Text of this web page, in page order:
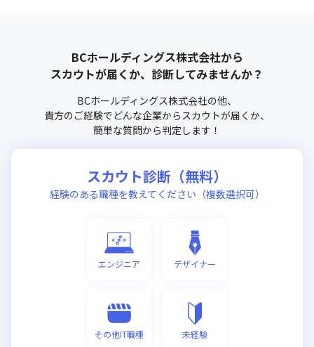
BCホールディングス株式会社から
スカウトが届くか、診断してみませんか？
BCホールディングス株式会社の他、
貴方のご経験でどんな企業からスカウトが届くか、
簡単な質問から判定します！
スカウト診断（無料）
経験のある職種を教えてください（複数選択可）
エンジニア デザイナー
その他IT職種 未経験